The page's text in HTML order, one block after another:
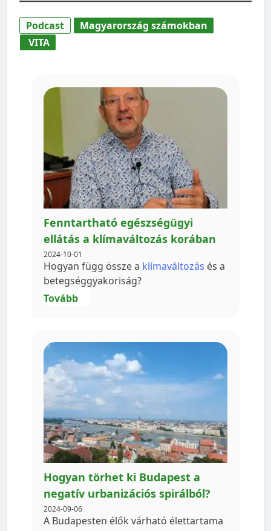
Podcast
Magyarország számokban
VITA
Fenntartható egészségügyi
ellátás a klímaváltozás korában
2024-10-01
Hogyan függ össze a klímaváltozás és a
betegséggyakoriság?
Tovább
Hogyan törhet ki Budapest a
negatív urbanizációs spirálból?
2024-09-06
A Budapesten élők várható élettartama